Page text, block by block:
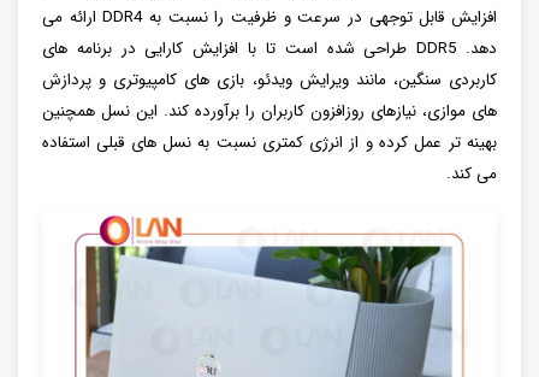
افزایش قابل توجهی در سرعت و ظرفیت را نسبت به DDR4 ارائه می
دهد. DDR5 طراحی شده است تا با افزایش کارایی در برنامه های
کاربردی سنگین، مانند ویرایش ویدئو، بازی های کامپیوتری و پردازش
های موازی، نیازهای روزافزون کاربران را برآورده کند. این نسل همچنین
بهینه تر عمل کرده و از انرژی کمتری نسبت به نسل های قبلی استفاده
می کند.